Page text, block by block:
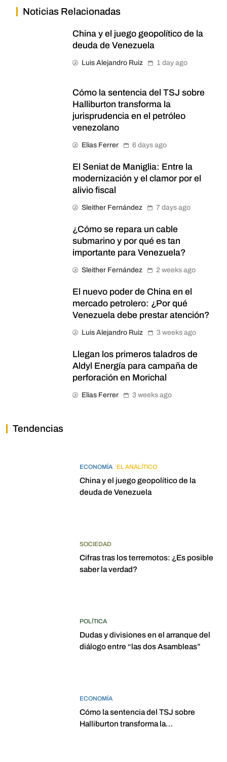
Noticias Relacionadas
China y el juego geopolítico de la
deuda de Venezuela
Luis Alejandro Ruiz 1 day ago
Cómo la sentencia del TSJ sobre
Halliburton transforma la
jurisprudencia en el petróleo
venezolano
Elias Ferrer 6 days ago
El Seniat de Maniglia: Entre la
modernización y el clamor por el
alivio fiscal
Sleither Fernández 7 days ago
¿Cómo se repara un cable
submarino y por qué es tan
importante para Venezuela?
Sleither Fernández 2 weeks ago
El nuevo poder de China en el
mercado petrolero: ¿Por qué
Venezuela debe prestar atención?
Luis Alejandro Ruiz 3 weeks ago
Llegan los primeros taladros de
Aldyl Energía para campaña de
perforación en Morichal
Elias Ferrer 3 weeks ago
Tendencias
ECONOMÍA EL ANALÍTICO
China y el juego geopolítico de la
deuda de Venezuela
SOCIEDAD
Cifras tras los terremotos: ¿Es posible
saber la verdad?
POLÍTICA
Dudas y divisiones en el arranque del
diálogo entre “las dos Asambleas”
ECONOMÍA
Cómo la sentencia del TSJ sobre
Halliburton transforma la